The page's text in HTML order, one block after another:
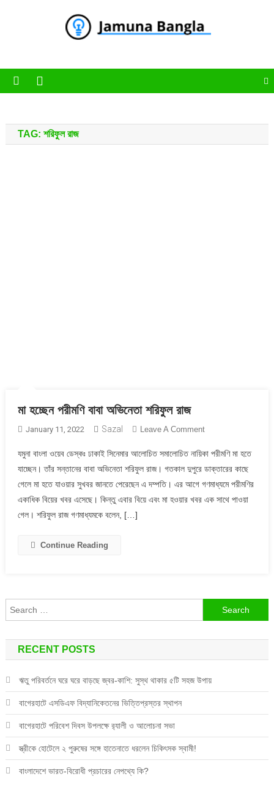
TAG: শরিফুল রাজ
মা হচ্ছেন পরীমণি বাবা অভিনেতা শরিফুল রাজ
January 11, 2022 Sazal Leave A CommentOn
হচ্ছেন
পরীমণি
বাবা
অভিনেতা
যমুনা বাংলা ওয়েব ডেস্কঃ ঢাকাই সিনেমার আলোচিত সমালোচিত নায়িকা পরীমণি মা হতে
যাচ্ছেন। তাঁর সন্তানের বাবা অভিনেতা শরিফুল রাজ। গতকাল দুপুরে ডাক্তারের কাছে
গেলে মা হতে যাওয়ার সুখবর জানতে পেরেছেন এ দম্পতি। এর আগে গণমাধ্যমে পরীমণির
একাধিক বিয়ের খবর এসেছে। কিন্তু এবার বিয়ে এবং মা হওয়ার খবর এক সাথে পাওয়া
গেল। শরিফুল রাজ গণমাধ্যমকে বলেন, […]
Continue Reading
Search
for:
RECENT POSTS
ঋতু পরিবর্তনে ঘরে ঘরে বাড়ছে জ্বর-কাশি: সুস্থ থাকার ৫টি সহজ উপায়
বাগেরহাটে এসডিএফ বিদ্যানিকেতনের ভিত্তিপ্রস্তর স্থাপন
বাগেরহাটে পরিবেশ দিবস উপলক্ষে র‌্যালী ও আলোচনা সভা
স্ত্রীকে হোটেলে ২ পুরুষের সঙ্গে হাতেনাতে ধরলেন চিকিৎসক স্বামী!
বাংলাদেশে ভারত-বিরোধী প্রচারের নেপথ্যে কি?